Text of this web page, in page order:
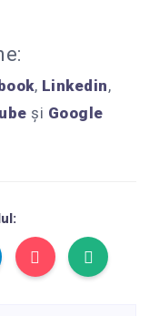
, Linkedin,
și Google